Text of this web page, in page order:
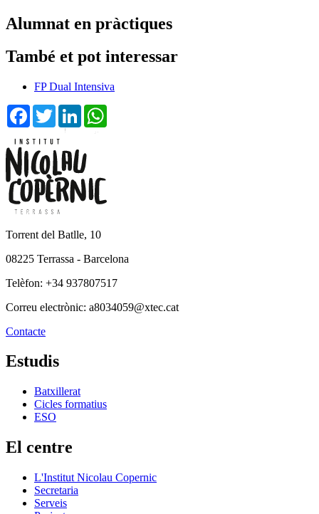
Alumnat en pràctiques
També et pot interessar
FP Dual Intensiva
FacebookTwitterLinkedIn
Torrent del Batlle, 10
08225 Terrassa - Barcelona
Telèfon: +34 937807517
Correu electrònic: a8034059@xtec.cat
Contacte
Estudis
Batxillerat
Cicles formatius
ESO
El centre
L'Institut Nicolau Copernic
Secretaria
Serveis